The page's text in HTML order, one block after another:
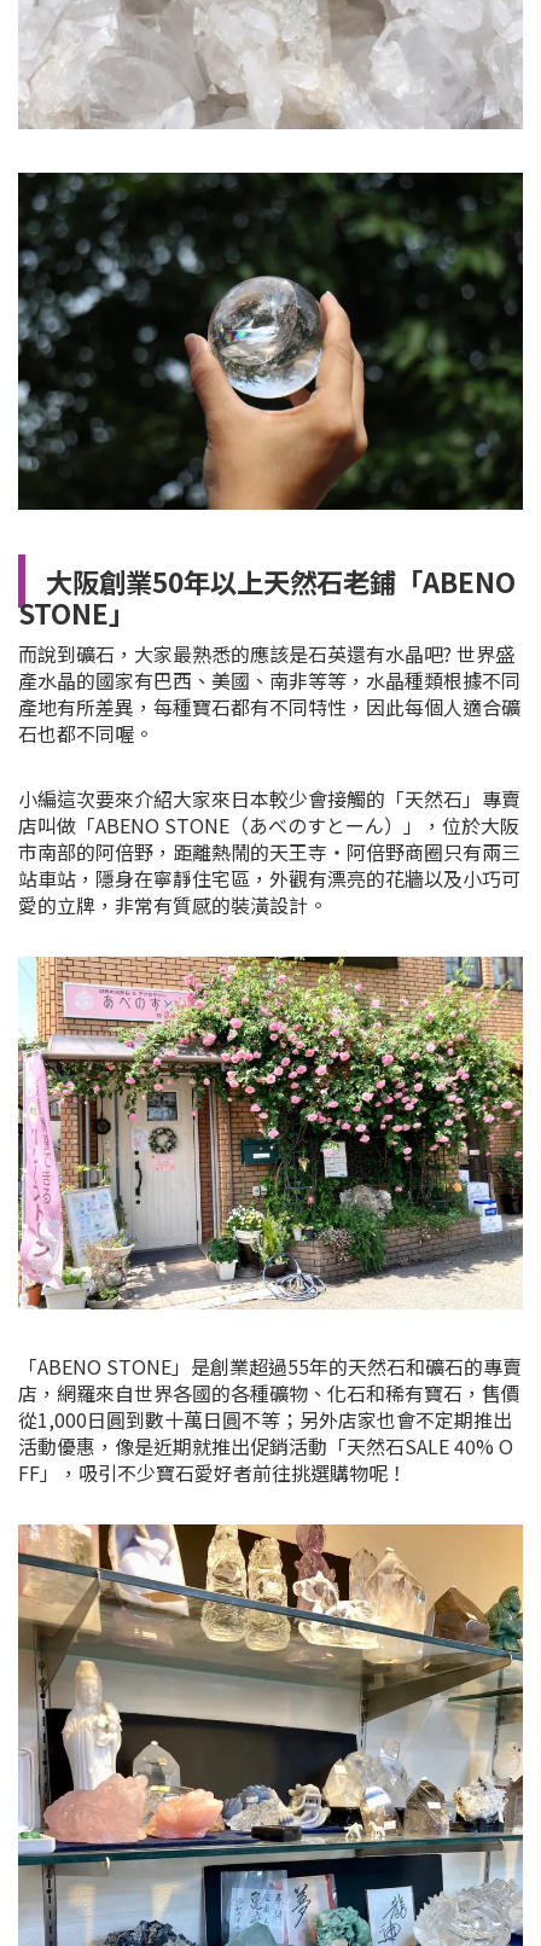
大阪創業50年以上天然石老鋪「ABENO
STONE」
而說到礦石，大家最熟悉的應該是石英還有水晶吧? 世界盛
產水晶的國家有巴西、美國、南非等等，水晶種類根據不同
產地有所差異，每種寶石都有不同特性，因此每個人適合礦
石也都不同喔。
小編這次要來介紹大家來日本較少會接觸的「天然石」專賣
店叫做「ABENO STONE（あべのすとーん）」，位於大阪
市南部的阿倍野，距離熱鬧的天王寺・阿倍野商圈只有兩三
站車站，隱身在寧靜住宅區，外觀有漂亮的花牆以及小巧可
愛的立牌，非常有質感的裝潢設計。
「ABENO STONE」是創業超過55年的天然石和礦石的專賣
店，網羅來自世界各國的各種礦物、化石和稀有寶石，售價
從1,000日圓到數十萬日圓不等；另外店家也會不定期推出
活動優惠，像是近期就推出促銷活動「天然石SALE 40% O
FF」，吸引不少寶石愛好者前往挑選購物呢！